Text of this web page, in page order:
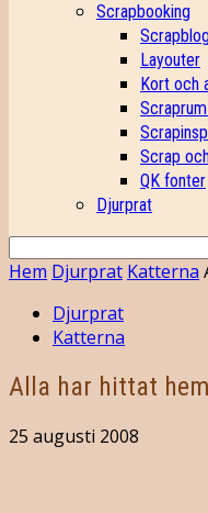
Scrapbooking
Layouter
Kort och
Scrap
QK fonter
Djurprat
Hem Djurprat Katterna
Djurprat
Katterna
Alla har hittat
25 augusti 2008